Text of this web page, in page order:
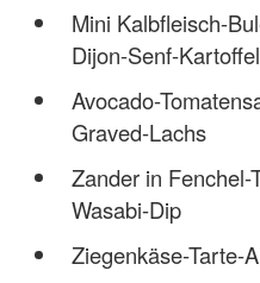
Mini Kalbfleisch-
Dijon-Senf-
Avocado-
Graved-Lachs
Zander in Fenchel-
Wasabi-Dip
Ziegenkäse-Tarte-